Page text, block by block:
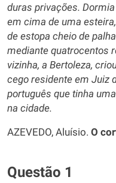
duras privações.
em cima de uma
de estopa cheio de
mediante quatrocentos
vizinha, a Bertoleza,
cego residente em Juiz
português que tinha
na cidade.
AZEVEDO, Aluísio. O
Questão 1